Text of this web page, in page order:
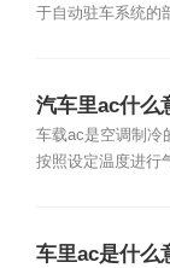
于自动驻车系统的
汽车里ac什么
车载ac是空调制冷
按照设定温度进行
车里ac是什么